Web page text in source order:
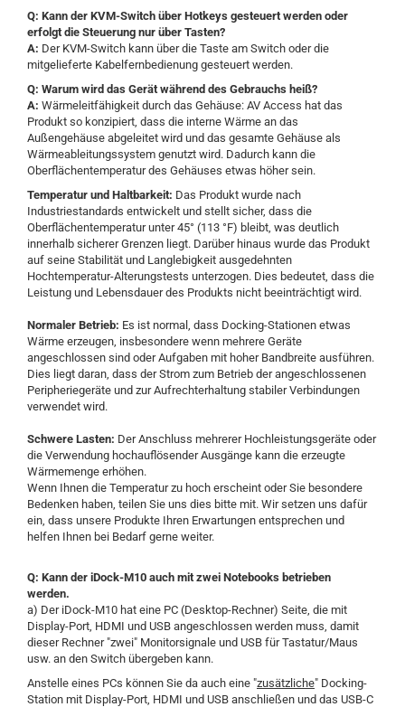
Q: Kann der KVM-Switch über Hotkeys gesteuert werden oder
erfolgt die Steuerung nur über Tasten?
A: Der KVM-Switch kann über die Taste am Switch oder die
mitgelieferte Kabelfernbedienung gesteuert werden.
Q: Warum wird das Gerät während des Gebrauchs heiß?
A: Wärmeleitfähigkeit durch das Gehäuse: AV Access hat das
Produkt so konzipiert, dass die interne Wärme an das
Außengehäuse abgeleitet wird und das gesamte Gehäuse als
Wärmeableitungssystem genutzt wird. Dadurch kann die
Oberflächentemperatur des Gehäuses etwas höher sein.
Temperatur und Haltbarkeit: Das Produkt wurde nach
Industriestandards entwickelt und stellt sicher, dass die
Oberflächentemperatur unter 45° (113 °F) bleibt, was deutlich
innerhalb sicherer Grenzen liegt. Darüber hinaus wurde das Produkt
auf seine Stabilität und Langlebigkeit ausgedehnten
Hochtemperatur-Alterungstests unterzogen. Dies bedeutet, dass die
Leistung und Lebensdauer des Produkts nicht beeinträchtigt wird.
Normaler Betrieb: Es ist normal, dass Docking-Stationen etwas
Wärme erzeugen, insbesondere wenn mehrere Geräte
angeschlossen sind oder Aufgaben mit hoher Bandbreite ausführen.
Dies liegt daran, dass der Strom zum Betrieb der angeschlossenen
Peripheriegeräte und zur Aufrechterhaltung stabiler Verbindungen
verwendet wird.
Schwere Lasten: Der Anschluss mehrerer Hochleistungsgeräte oder
die Verwendung hochauflösender Ausgänge kann die erzeugte
Wärmemenge erhöhen.
Wenn Ihnen die Temperatur zu hoch erscheint oder Sie besondere
Bedenken haben, teilen Sie uns dies bitte mit. Wir setzen uns dafür
ein, dass unsere Produkte Ihren Erwartungen entsprechen und
helfen Ihnen bei Bedarf gerne weiter.
Q: Kann der iDock-M10 auch mit zwei Notebooks betrieben
werden.
a) Der iDock-M10 hat eine PC (Desktop-Rechner) Seite, die mit
Display-Port, HDMI und USB angeschlossen werden muss, damit
dieser Rechner "zwei" Monitorsignale und USB für Tastatur/Maus
usw. an den Switch übergeben kann.
Anstelle eines PCs können Sie da auch eine "zusätzliche" Docking-
Station mit Display-Port, HDMI und USB anschließen und das USB-C